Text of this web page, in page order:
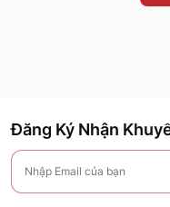
Mẫu áo sơ mi nữ
Áo sơ mi nữdài tay là
Đăng Ký Nhận